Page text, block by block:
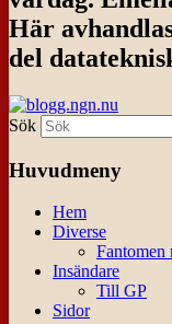
Här
del
Sök
Huvudmeny
Hem
Diverse
Fantomen
Insändare
Till GP
Sidor